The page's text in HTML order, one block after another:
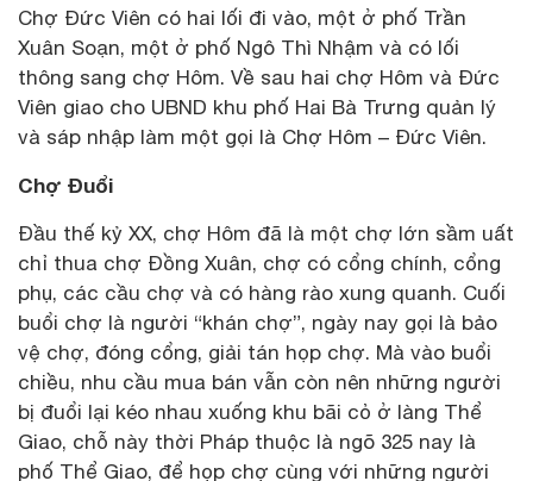
Chợ Đức Viên có hai lối đi vào, một ở phố Trần
Xuân Soạn, một ở phố Ngô Thì Nhậm và có lối
thông sang chợ Hôm. Về sau hai chợ Hôm và Đức
Viên giao cho UBND khu phố Hai Bà Trưng quản lý
và sáp nhập làm một gọi là Chợ Hôm – Đức Viên.
Chợ Đuổi
Đầu thế kỷ XX, chợ Hôm đã là một chợ lớn sầm uất
chỉ thua chợ Đồng Xuân, chợ có cổng chính, cổng
phụ, các cầu chợ và có hàng rào xung quanh. Cuối
buổi chợ là người “khán chợ”, ngày nay gọi là bảo
vệ chợ, đóng cổng, giải tán họp chợ. Mà vào buổi
chiều, nhu cầu mua bán vẫn còn nên những người
bị đuổi lại kéo nhau xuống khu bãi cỏ ở làng Thể
Giao, chỗ này thời Pháp thuộc là ngõ 325 nay là
phố Thể Giao, để họp chợ cùng với những người